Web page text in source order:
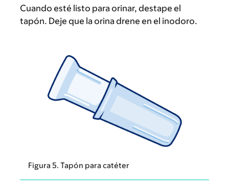
Cuando esté listo para orinar, destape el
tapón. Deje que la orina drene en el inodoro.
Figura 5. Tapón para catéter